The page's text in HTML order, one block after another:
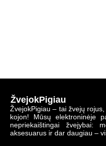
ŽvejokPigiau
ŽvejokPigiau – tai žvejų
kojon! Mūsų elektroninėje
nepriekaištingai žvejybai:
aksesuarus ir dar daugiau –